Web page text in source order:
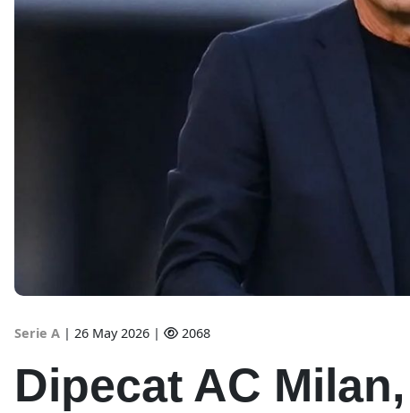
Serie A | 26 May 2026 | 2068
Dipecat AC